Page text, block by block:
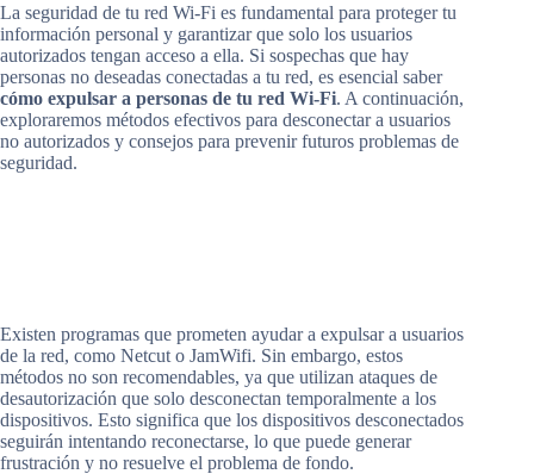
La seguridad de tu red Wi-Fi es fundamental para proteger tu
información personal y garantizar que solo los usuarios
autorizados tengan acceso a ella. Si sospechas que hay
personas no deseadas conectadas a tu red, es esencial saber
cómo expulsar a personas de tu red Wi-Fi. A continuación,
exploraremos métodos efectivos para desconectar a usuarios
no autorizados y consejos para prevenir futuros problemas de
seguridad.
Existen programas que prometen ayudar a expulsar a usuarios
de la red, como Netcut o JamWifi. Sin embargo, estos
métodos no son recomendables, ya que utilizan ataques de
desautorización que solo desconectan temporalmente a los
dispositivos. Esto significa que los dispositivos desconectados
seguirán intentando reconectarse, lo que puede generar
frustración y no resuelve el problema de fondo.